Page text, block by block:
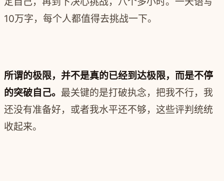
10万字，每个人都值得去挑战一下。
所谓的极限，并不是真的已经到达极限，而是不停
的突破自己。 最关键的是打破执念，把我不行，我
还没有准备好，或者我水平还不够，这些评判统统
收起来。